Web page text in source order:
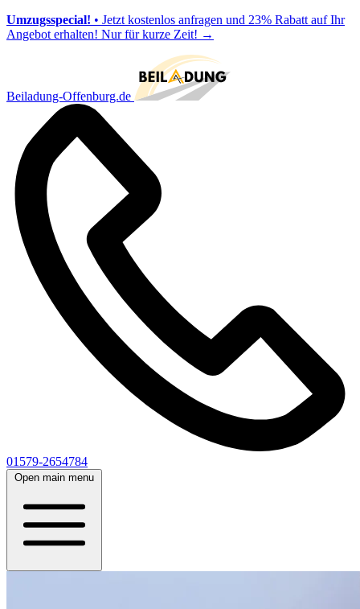
Umzugsspecial! • Jetzt kostenlos anfragen und 23% Rabatt auf Ihr
Angebot erhalten! Nur für kurze Zeit! →
Beiladung-Offenburg.de
01579-2654784
Open main menu